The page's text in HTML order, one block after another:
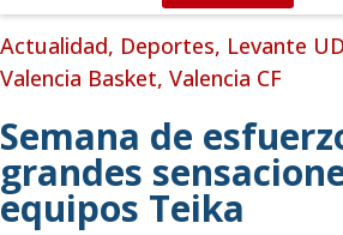
Actualidad, Deportes, Levante UD
Valencia Basket, Valencia CF
Semana de
grandes
equipos Teika